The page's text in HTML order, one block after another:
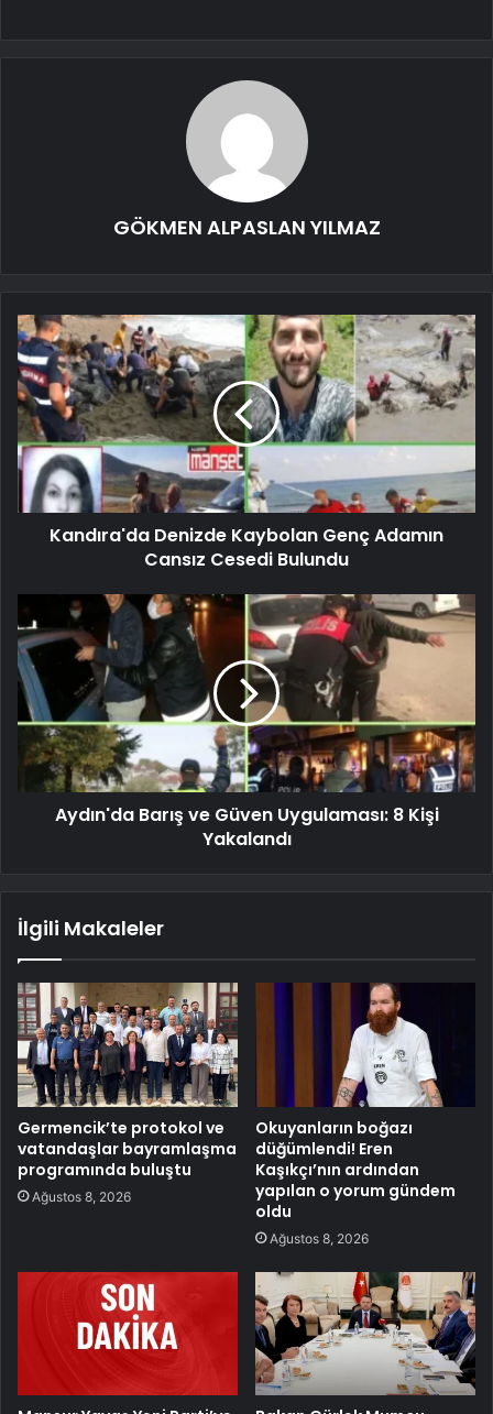
GÖKMEN ALPASLAN YILMAZ
Kandıra'da Denizde Kaybolan Genç Adamın
Cansız Cesedi Bulundu
Aydın'da Barış ve Güven Uygulaması: 8 Kişi
Yakalandı
İlgili Makaleler
Germencik’te protokol ve
vatandaşlar bayramlaşma
programında buluştu
Ağustos 8, 2026
Okuyanların boğazı
düğümlendi! Eren
Kaşıkçı’nın ardından
yapılan o yorum gündem
oldu
Ağustos 8, 2026